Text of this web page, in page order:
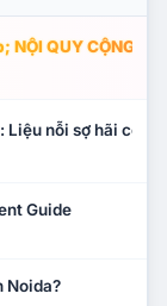
NỘI QUY CỘNG
nỗi sợ hãi có
Guide
Noida?